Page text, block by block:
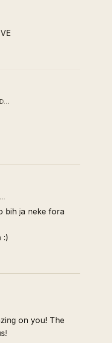
bih ja neke fora
:)
on you! The